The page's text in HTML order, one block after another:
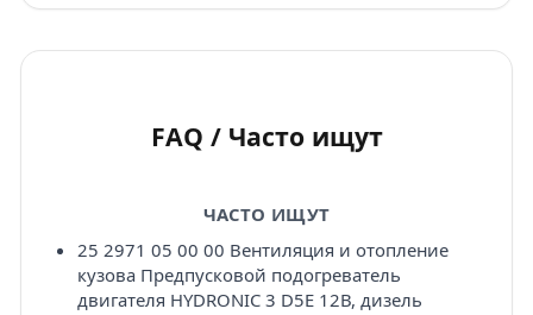
FAQ / Часто ищут
ЧАСТО ИЩУТ
25 2971 05 00 00 Вентиляция и отопление
кузова Предпусковой подогреватель
двигателя HYDRONIC 3 D5E 12В, дизель